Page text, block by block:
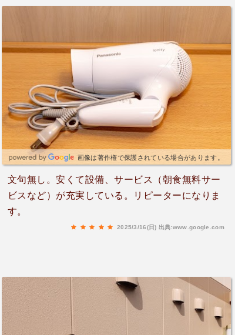
画像は著作権で保護されている場合があります。
文句無し。安くて設備、サービス（朝食無料サー
ビスなど）が充実している。リピーターになりま
す。
2025/3/16(日) 出典:www.google.com